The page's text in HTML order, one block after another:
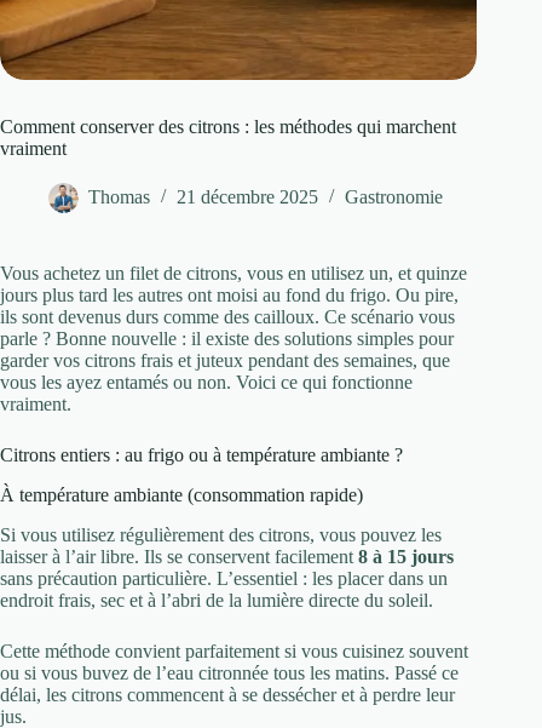
Comment conserver des citrons : les méthodes qui marchent
vraiment
Thomas 21 décembre 2025 Gastronomie
Vous achetez un filet de citrons, vous en utilisez un, et quinze
jours plus tard les autres ont moisi au fond du frigo. Ou pire,
ils sont devenus durs comme des cailloux. Ce scénario vous
parle ? Bonne nouvelle : il existe des solutions simples pour
garder vos citrons frais et juteux pendant des semaines, que
vous les ayez entamés ou non. Voici ce qui fonctionne
vraiment.
Citrons entiers : au frigo ou à température ambiante ?
À température ambiante (consommation rapide)
Si vous utilisez régulièrement des citrons, vous pouvez les
laisser à l’air libre. Ils se conservent facilement 8 à 15 jours
sans précaution particulière. L’essentiel : les placer dans un
endroit frais, sec et à l’abri de la lumière directe du soleil.
Cette méthode convient parfaitement si vous cuisinez souvent
ou si vous buvez de l’eau citronnée tous les matins. Passé ce
délai, les citrons commencent à se dessécher et à perdre leur
jus.